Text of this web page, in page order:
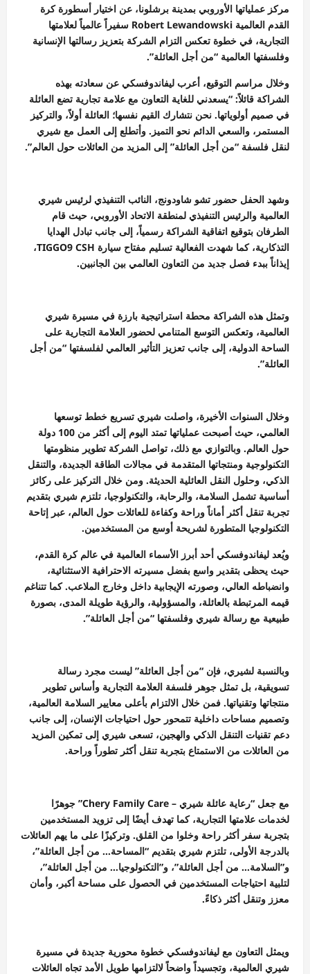
مركز عملياتها الأوروبي بمدينة برشلونا، عن اختيار أسطورة كرة
القدم العالمية Robert Lewandowski سفيراً عالمياً لعلامتها
التجارية، في خطوة تعكس التزام الشركة بتعزيز رسالتها الإنسانية
وفلسفتها العالمية “من أجل العائلة”.
وخلال مراسم التوقيع، أعرب ليفاندوفسكي عن سعادته بهذه
الشراكة قائلاً: “يسعدني للغاية التعاون مع علامة تجارية تضع العائلة
في صميم أولوياتها. نحن نتشارك القيم نفسها؛ العائلة أولاً، والتركيز
المستمر، والسعي الدائم نحو التميز. وأتطلع إلى العمل مع شيري
لنقل فلسفة “من أجل العائلة” إلى المزيد من العائلات حول العالم”.
وشهد الحفل حضور تشو شاودونج، النائب التنفيذي لرئيس شيري
العالمية والرئيس التنفيذي لمنطقة الاتحاد الأوروبي، حيث قام
الطرفان بتوقيع اتفاقية الشراكة رسمياً، إلى جانب تبادل الهدايا
التذكارية، كما شهدت الفعالية تسليم مفتاح سيارة TIGGO9 CSH،
إيذاناً ببدء فصل جديد من التعاون العالمي بين الجانبين.
وتمثل هذه الشراكة محطة استراتيجية بارزة في مسيرة شيري
العالمية، وتعكس التوسع المتنامي لحضور العلامة التجارية على
الساحة الدولية، إلى جانب تعزيز التأثير العالمي لفلسفتها “من أجل
العائلة”.
وخلال السنوات الأخيرة، واصلت شيري تسريع خطط توسعها
العالمي، حيث أصبحت عملياتها تمتد اليوم إلى أكثر من 100 دولة
حول العالم. وبالتوازي مع ذلك، تواصل الشركة تطوير منظومتها
التكنولوجية ومنتجاتها المتقدمة في مجالات الطاقة الجديدة، والتنقل
الذكي، وحلول النقل العائلية الحديثة. ومن خلال التركيز على ركائز
أساسية تشمل السلامة، والرحابة، والتكنولوجيا، تلتزم شيري بتقديم
تجربة تنقل أكثر أماناً وراحة وكفاءة للعائلات حول العالم، عبر إتاحة
التكنولوجيا المتطورة لشريحة أوسع من المستخدمين.
ويُعد ليفاندوفسكي أحد أبرز الأسماء العالمية في عالم كرة القدم،
حيث يحظى بتقدير واسع بفضل مسيرته الاحترافية الاستثنائية،
وانضباطه العالي، وصورته الإيجابية داخل وخارج الملاعب. كما تتناغم
قيمه المرتبطة بالعائلة، والمسؤولية، والرؤية طويلة المدى، بصورة
طبيعية مع رسالة شيري وفلسفتها “من أجل العائلة”.
وبالنسبة لشيري، فإن “من أجل العائلة” ليست مجرد رسالة
تسويقية، بل تمثل جوهر فلسفة العلامة التجارية وأساس تطوير
منتجاتها وتقنياتها. فمن خلال الالتزام بأعلى معايير السلامة العالمية،
وتصميم مساحات داخلية تتمحور حول احتياجات الإنسان، إلى جانب
دعم تقنيات التنقل الذكي والهجين، تسعى شيري إلى تمكين المزيد
من العائلات من الاستمتاع بتجربة تنقل أكثر تطوراً وراحة.
مع جعل “رعاية عائلة شيري – Chery Family Care” جوهرًا
لخدمات علامتها التجارية، كما تهدف أيضًا إلى تزويد المستخدمين
بتجربة سفر أكثر راحة وخلوا من القلق. وتركيزًا على ما يهم العائلات
بالدرجة الأولى، تلتزم شيري بتقديم “المساحة… من أجل العائلة”،
و”السلامة… من أجل العائلة”، و”التكنولوجيا… من أجل العائلة”،
لتلبية احتياجات المستخدمين في الحصول على مساحة أكبر، وأمان
معزز وتنقل أكثر ذكاءً.
ويمثل التعاون مع ليفاندوفسكي خطوة محورية جديدة في مسيرة
شيري العالمية، وتجسيداً واضحاً لالتزامها طويل الأمد تجاه العائلات